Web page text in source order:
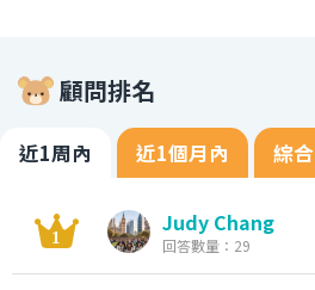
顧問排名
近1周內 近1個月內 綜合
Judy Chang
回答數量：29